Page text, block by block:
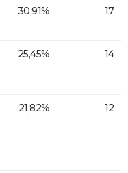
30,91% 17
25,45% 14
21,82% 12